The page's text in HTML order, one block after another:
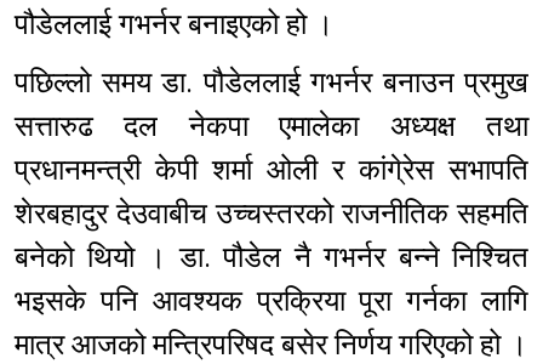
पौडेललाई गभर्नर बनाइएको हो ।
पछिल्लो समय डा. पौडेललाई गभर्नर बनाउन प्रमुख
सत्तारुढ दल नेकपा एमालेका अध्यक्ष तथा
प्रधानमन्त्री केपी शर्मा ओली र कांगे्रेस सभापति
शेरबहादुर देउवाबीच उच्चस्तरको राजनीतिक सहमति
बनेको थियो । डा. पौडेल नै गभर्नर बन्ने निश्चित
भइसके पनि आवश्यक प्रक्रिया पूरा गर्नका लागि
मात्र आजको मन्त्रिपरिषद बसेर निर्णय गरिएको हो ।